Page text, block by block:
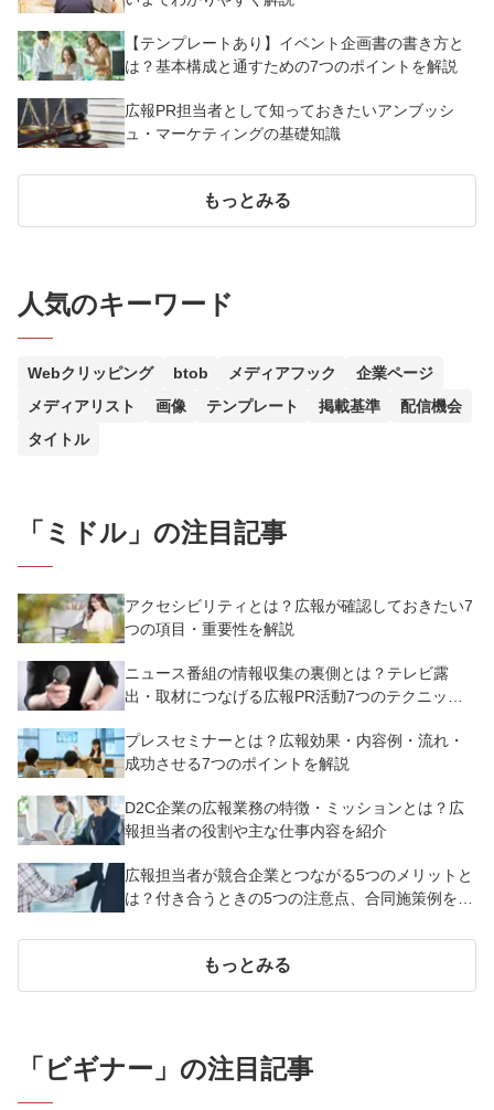
【テンプレートあり】イベント企画書の書き方と
は？基本構成と通すための7つのポイントを解説
広報PR担当者として知っておきたいアンブッシ
ュ・マーケティングの基礎知識
もっとみる
人気のキーワード
Webクリッピング btob メディアフック
企業ページ
メディアリスト
画像 テンプレート 掲載基準
配信機会
タイトル
「 ミドル 」の注目記事
アクセシビリティとは？広報が確認しておきたい7
つの項目・重要性を解説
ニュース番組の情報収集の裏側とは？テレビ露
出・取材につなげる広報PR活動7つのテクニック
プレスセミナーとは？広報効果・内容例・流れ・
成功させる7つのポイントを解説
D2C企業の広報業務の特徴・ミッションとは？広
報担当者の役割や主な仕事内容を紹介
広報担当者が競合企業とつながる5つのメリットと
は？付き合うときの5つの注意点、合同施策例を紹
もっとみる
「 ビギナー 」の注目記事